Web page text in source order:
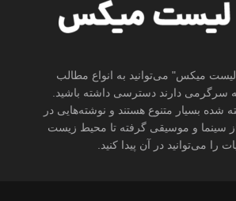
میکس" می‌توانید به انواع مطالب
سرگرمی دارند دسترسی داشته باشید.
شده بسیار متنوع هستند و نوشته‌هایی در
سینما و موسیقی گرفته تا محیط زیست
را می‌توانید در آن پیدا کنید.